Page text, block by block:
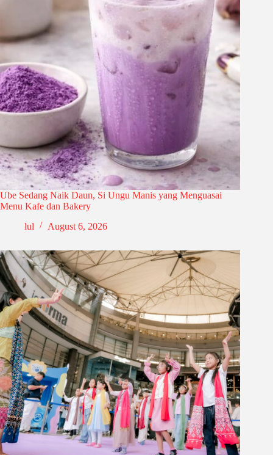
Ube Sedang Naik Daun, Si Ungu Manis yang Menguasai
Menu Kafe dan Bakery
lul
August 6, 2026